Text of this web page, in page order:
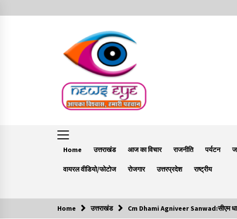
to
Home उत्तराखंड आज का विचार राजनीति पर्यटन
वायरल वीडियो/फोटोज रोजगार उत्तरप्रदेश राष्ट्रीय
Trending Now
Home उत्तराखंड Cm Dhami Agniveer Sanwad:सीएम धामी